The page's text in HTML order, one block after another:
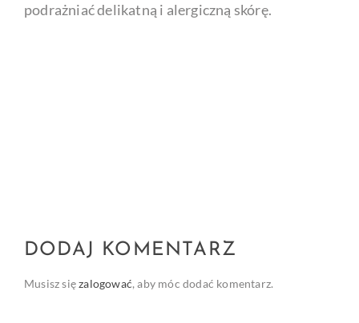
podrażniać delikatną i alergiczną skórę.
DODAJ KOMENTARZ
Musisz sięzalogować, aby móc dodać komentarz.